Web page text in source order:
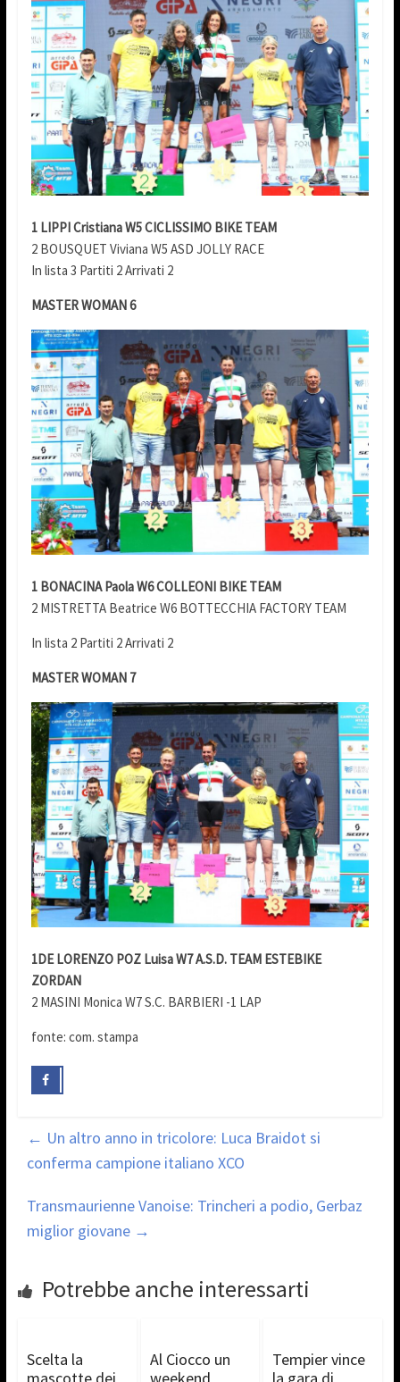
1 LIPPI Cristiana W5 CICLISSIMO BIKE TEAM
2 BOUSQUET Viviana W5 ASD JOLLY RACE
In lista 3 Partiti 2 Arrivati 2
MASTER WOMAN 6
1 BONACINA Paola W6 COLLEONI BIKE TEAM
2 MISTRETTA Beatrice W6 BOTTECCHIA FACTORY TEAM
In lista 2 Partiti 2 Arrivati 2
MASTER WOMAN 7
1DE LORENZO POZ Luisa W7 A.S.D. TEAM ESTEBIKE
ZORDAN
2 MASINI Monica W7 S.C. BARBIERI -1 LAP
fonte: com. stampa
← Un altro anno in tricolore: Luca Braidot si
conferma campione italiano XCO
Transmaurienne Vanoise: Trincheri a podio, Gerbaz
miglior giovane →
Potrebbe anche interessarti
Scelta la
mascotte dei
Al Ciocco un
weekend
Tempier vince
la gara di